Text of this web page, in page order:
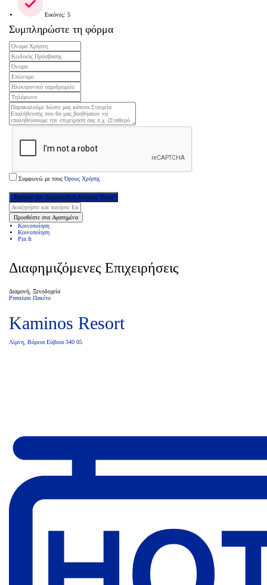
Εικόνες: 5
Συμπληρώστε τη φόρμα
Συμφωνώ με τουςΌρους Χρήσης
Ζητήστε την Διαχείριση ή Αλλαγές Τώρα
Προσθέστε στα Αγαπημένα
Κοινοποίηση
Κοινοποίηση
Pin It
Διαφημιζόμενες Επιχειρήσεις
Διαμονή, Ξενοδοχεία
Premium Πακέτο
Kaminos Resort
Λίμνη, Βόρεια Εύβοια 340 05